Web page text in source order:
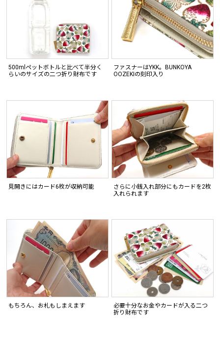
500mlペットボトルと比べて半分く
らいのサイズの二つ折り財布です
ファスナーはYKK。BUNKOYA
OOZEKIの刻印入り
見開きにはカード6枚が収納可能
さらに小銭入れ部分にもカードを2枚
入れられます
もちろん、お札もしまえます
必要十分なお金やカードが入る二つ
折り財布です